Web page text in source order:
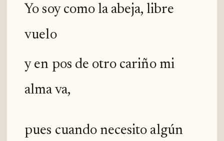
Yo soy como la abeja, libre
vuelo
y en pos de otro cariño mi
alma va,
pues cuando necesito algún